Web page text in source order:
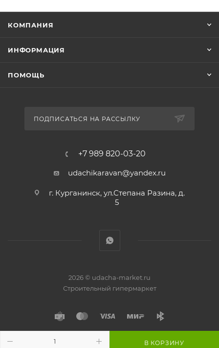
В КОРЗИНУ
КОМПАНИЯ
ИНФОРМАЦИЯ
ПОМОЩЬ
ПОДПИСАТЬСЯ НА РАССЫЛКУ
+7 989 820-03-20
udachikaravan@yandex.ru
г. Курганинск, ул.Степана Разина, д.
5
2026 © udacha-market.ru
Строительный гипермаркет